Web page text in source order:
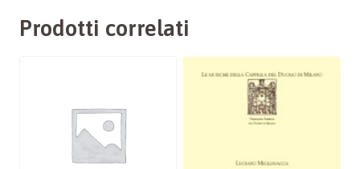
Prodotti correlati